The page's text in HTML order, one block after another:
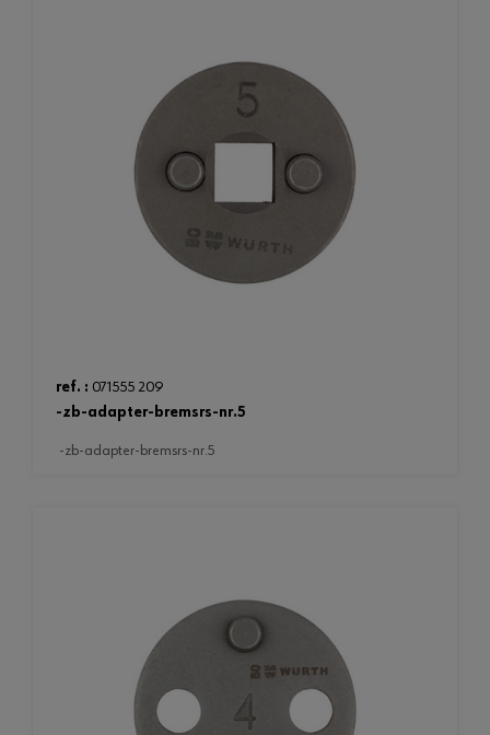
ref. : 071555 209
-zb-adapter-bremsrs-nr.5
-zb-adapter-bremsrs-nr.5